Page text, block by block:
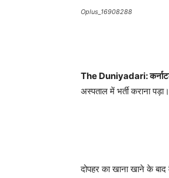
Oplus_16908288
The Duniyadari:
अस्पताल में भर्ती कराना पड़ा।
दोपहर का खाना खाने के